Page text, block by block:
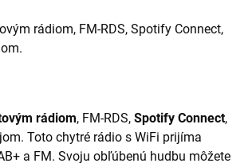
rádiom, FM-RDS, Spotify Connect,
rádiom, FM-RDS, Spotify Connect,
Toto chytré rádio s WiFi prijíma
a FM. Svoju obľúbenú hudbu môžete